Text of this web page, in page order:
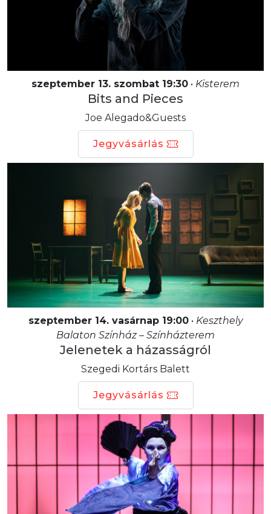
szeptember 13. szombat 19:30 • Kisterem
Bits and Pieces
Joe Alegado&Guests
Jegyvásárlás
szeptember 14. vasárnap 19:00• Keszthely
Balaton Színház – Színházterem
Jelenetek a házasságról
Szegedi Kortárs Balett
Jegyvásárlás